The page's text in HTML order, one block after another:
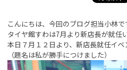
こんにちは、今回のブログ担当小林で
タイヤ館すわは7月より新店長が就任
本日７月１２日より、新店長就任イベ
（題名は私が勝手につけました）